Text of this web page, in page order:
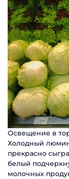
Освещение в
Холодный
прекрасно
белый
молочных
Мы
Мы
Мы